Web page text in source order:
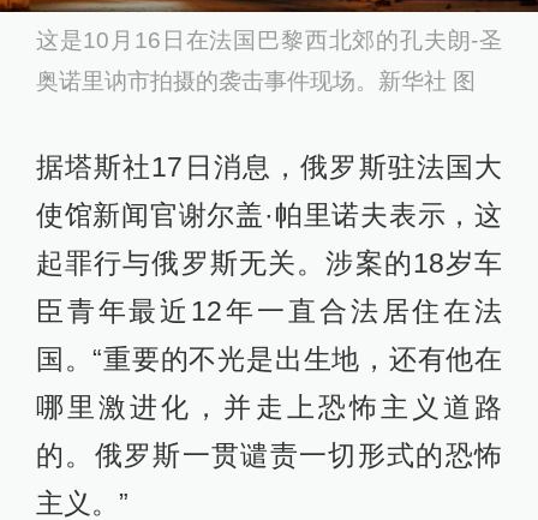
这是10月16日在法国巴黎西北郊的孔夫朗-圣
奥诺里讷市拍摄的袭击事件现场。新华社 图
据塔斯社17日消息，俄罗斯驻法国大
使馆新闻官谢尔盖·帕里诺夫表示，这
起罪行与俄罗斯无关。涉案的18岁车
臣青年最近12年一直合法居住在法
国。“重要的不光是出生地，还有他在
哪里激进化，并走上恐怖主义道路
的。俄罗斯一贯谴责一切形式的恐怖
主义。”